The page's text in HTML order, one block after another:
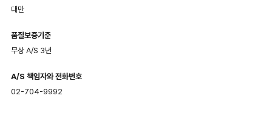
대만
품질보증기준
무상 A/S 3년
A/S 책임자와 전화번호
02-704-9992